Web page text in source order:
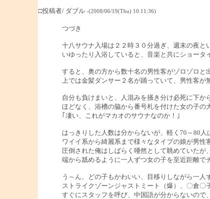
□投稿者/ ダブル -(2008/06/19(Thu) 10:11:36)
つづき
十八サウナ入場は２２時３０分過ぎ、週末の夜
いゆったり入浴していると、音楽と共にショータ
すると、奥の方から数十名の男性客がゾロゾロと
上では金髪ダンサー２名が踊っていて、男性客
自分も負けまいと、人混みを掻き分け必死に下か
ほどなく、浴槽の脇から番号札を付けた女の子の
｢凄い、これがマカオのサウナなのか！｣
はっきりした人数は分からないが、軽く70～80
ワイイ系から綺麗系まで様々なタイプの娘が男性
圧倒された俺はしばらく唖然として眺めていたが
端から舐めるように一人ずつ女の子を至近距離で
う～ん、どの子もかわいい、目移りしながら一人
ストライクゾーンジャストミート（爆）、〇倉〇
すぐにスタッフを呼び、中国語が分からないので